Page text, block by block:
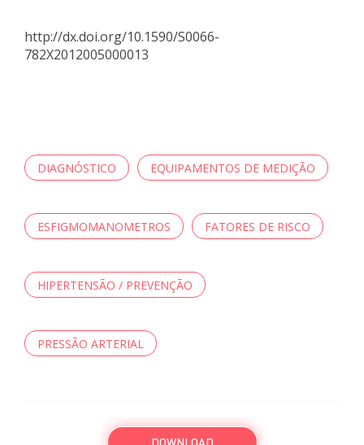
http://dx.doi.org/10.1590/S0066-
782X2012005000013
DIAGNÓSTICO EQUIPAMENTOS DE MEDIÇÃO
ESFIGMOMANOMETROS FATORES DE RISCO
HIPERTENSÃO / PREVENÇÃO
PRESSÃO ARTERIAL
DOWNLOAD